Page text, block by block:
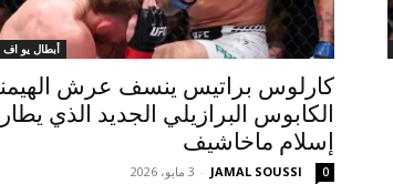
أبطال يو
كارلوس براتيس ينسف عرش
الكابوس البرازيلي الجديد الذي
إسلام ماخاشيف
JAMAL SOUSSI
- 3 مايو، 2026 0